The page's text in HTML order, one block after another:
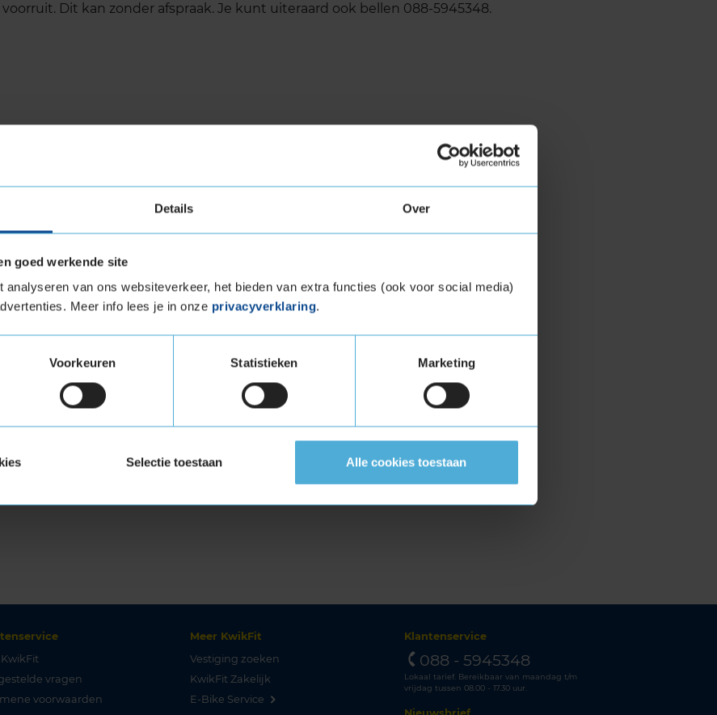
Details Over
goed werkende site
analyseren van ons websiteverkeer, het bieden van extra functies (ook voor social media)
Meer info lees je in onze privacyverklaring.
Voorkeuren Statistieken Marketing
Selectie toestaan Alle cookies toestaan
Dit kan zonder afspraak. Je kunt uiteraard ook bellen 088-5945348.
vragen
voorwaarden
Meer KwikFit
Vestiging zoeken
KwikFit Zakelijk
E-Bike Service
Klantenservice
088 - 5945348
Lokaal tarief. Bereikbaar van maandag t/m
vrijdag tussen 08.00 - 17.30 uur.